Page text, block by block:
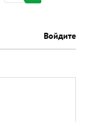
Войдите